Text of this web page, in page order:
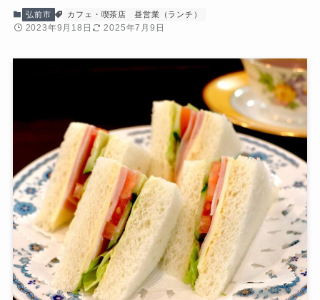
弘前市 カフェ・喫茶店 昼営業（ランチ）
2023年9月18日 2025年7月9日